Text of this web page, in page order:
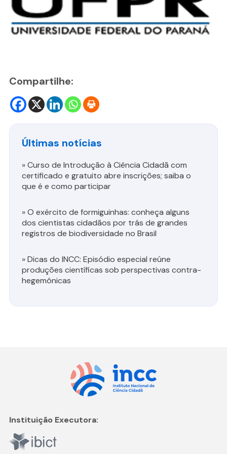
Compartilhe:
Últimas notícias
»Curso de Introdução à Ciência Cidadã com
certificado e gratuito abre inscrições; saiba o
que é e como participar
»O exército de formiguinhas: conheça alguns
dos cientistas cidadãos por trás de grandes
registros de biodiversidade no Brasil
»Dicas do INCC: Episódio especial reúne
produções científicas sob perspectivas contra-
hegemônicas
Instituição Executora: